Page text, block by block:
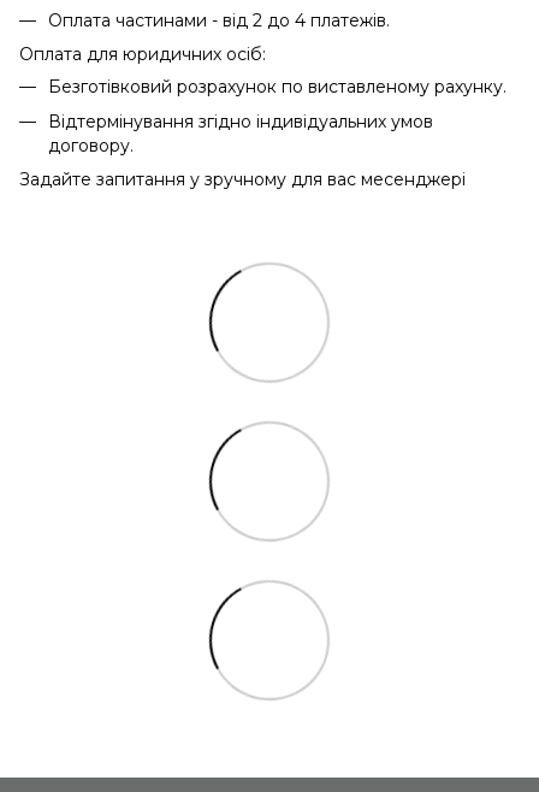
Оплата частинами - від 2 до 4 платежів.
Оплата для юридичних осіб:
Безготівковий розрахунок по виставленому рахунку.
Відтермінування згідно індивідуальних умов
договору.
Задайте запитання у зручному для вас месенджері